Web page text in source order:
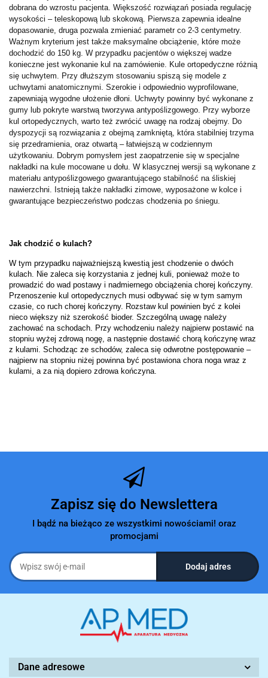
dobrana do wzrostu pacjenta. Większość rozwiązań posiada regulację
wysokości – teleskopową lub skokową. Pierwsza zapewnia idealne
dopasowanie, druga pozwala zmieniać parametr co 2-3 centymetry.
Ważnym kryterium jest także maksymalne obciążenie, które może
dochodzić do 150 kg. W przypadku pacjentów o większej wadze
konieczne jest wykonanie kul na zamówienie. Kule ortopedyczne różnią
się uchwytem. Przy dłuższym stosowaniu spiszą się modele z
uchwytami anatomicznymi. Szerokie i odpowiednio wyprofilowane,
zapewniają wygodne ułożenie dłoni. Uchwyty powinny być wykonane z
gumy lub pokryte warstwą tworzywa antypoślizgowego. Przy wyborze
kul ortopedycznych, warto też zwrócić uwagę na rodzaj obejmy. Do
dyspozycji są rozwiązania z obejmą zamkniętą, która stabilniej trzyma
się przedramienia, oraz otwartą – łatwiejszą w codziennym
użytkowaniu. Dobrym pomysłem jest zaopatrzenie się w specjalne
nakładki na kule mocowane u dołu. W klasycznej wersji są wykonane z
materiału antypoślizgowego gwarantującego stabilność na śliskiej
nawierzchni. Istnieją także nakładki zimowe, wyposażone w kolce i
gwarantujące bezpieczeństwo podczas chodzenia po śniegu.
Jak chodzić o kulach?
W tym przypadku najważniejszą kwestią jest chodzenie o dwóch
kulach. Nie zaleca się korzystania z jednej kuli, ponieważ może to
prowadzić do wad postawy i nadmiernego obciążenia chorej kończyny.
Przenoszenie kul ortopedycznych musi odbywać się w tym samym
czasie, co ruch chorej kończyny. Rozstaw kul powinien być z kolei
nieco większy niż szerokość bioder. Szczególną uwagę należy
zachować na schodach. Przy wchodzeniu należy najpierw postawić na
stopniu wyżej zdrową nogę, a następnie dostawić chorą kończynę wraz
z kulami. Schodząc ze schodów, zaleca się odwrotne postępowanie –
najpierw na stopniu niżej powinna być postawiona chora noga wraz z
kulami, a za nią dopiero zdrowa kończyna.
Zapisz się do Newslettera
I bądź na bieżąco ze wszystkimi nowościami! oraz
promocjami
Dane adresowe